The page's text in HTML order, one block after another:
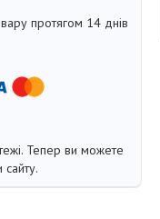
протягом 14 днів
Тепер ви можете